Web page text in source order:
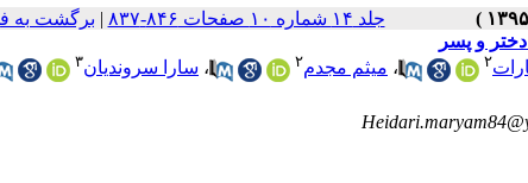
جلد ۱۴ شماره ۱۰ صفحات ۸۴۶-۸۳۷ | برگشت به
و پسر
۲ ، میثم مجدم۲ ، سارا سروندیان۳